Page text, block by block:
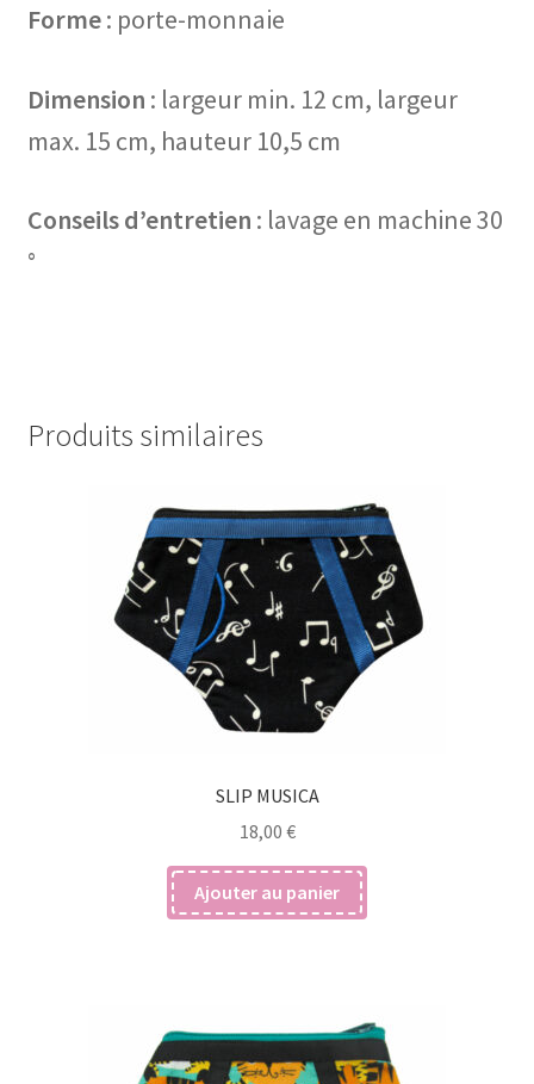
Forme: porte-monnaie
Dimension : largeur min. 12 cm, largeur
max. 15 cm, hauteur 10,5 cm
Conseils d’entretien : lavage en machine 30
°
Produits similaires
SLIP MUSICA
18,00 €
Ajouter au panier